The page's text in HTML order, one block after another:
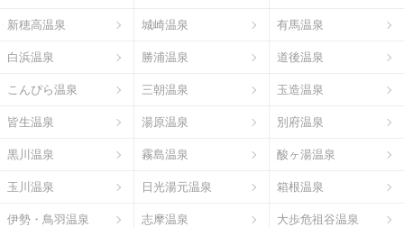
新穂高温泉 城崎温泉 有馬温泉
白浜温泉 勝浦温泉 道後温泉
こんぴら温泉 三朝温泉 玉造温泉
皆生温泉 湯原温泉 別府温泉
黒川温泉 霧島温泉 酸ヶ湯温泉
玉川温泉 日光湯元温泉 箱根温泉
伊勢・鳥羽温泉 志摩温泉 大歩危祖谷温泉